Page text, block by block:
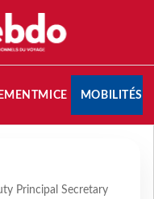
MICE MOBILITÉS
Principal Secretary